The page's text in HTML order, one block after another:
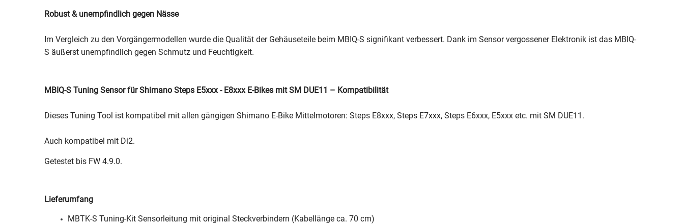
Robust & unempfindlich gegen Nässe
Im Vergleich zu den Vorgängermodellen wurde die Qualität der Gehäuseteile beim MBIQ-S signifikant verbessert. Dank im Sensor vergossener Elektronik ist das MBIQ-
S äußerst unempfindlich gegen Schmutz und Feuchtigkeit.
MBIQ-S Tuning Sensor für Shimano Steps E5xxx - E8xxx E-Bikes mit SM DUE11 – Kompatibilität
Dieses Tuning Tool ist kompatibel mit allen gängigen Shimano E-Bike Mittelmotoren: Steps E8xxx, Steps E7xxx, Steps E6xxx, E5xxx etc. mit SM DUE11.
Auch kompatibel mit Di2.
Getestet bis FW 4.9.0.
Lieferumfang
MBTK-S Tuning-Kit Sensorleitung mit original Steckverbindern (Kabellänge ca. 70 cm)